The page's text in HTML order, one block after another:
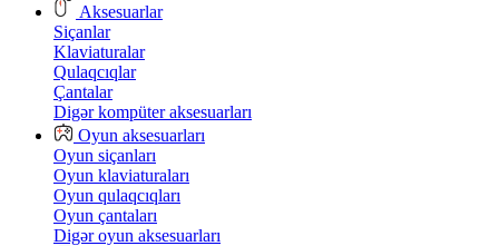
Aksesuarlar
Siçanlar
Klaviaturalar
Qulaqcıqlar
Çantalar
Digər kompüter aksesuarları
Oyun aksesuarları
Oyun siçanları
Oyun klaviaturaları
Oyun qulaqcıqları
Oyun çantaları
Digər oyun aksesuarları